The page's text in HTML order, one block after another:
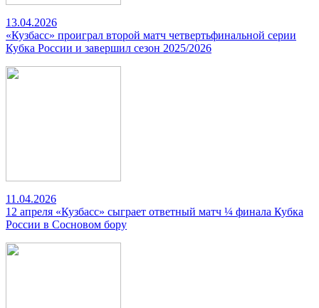
13.04.2026
«Кузбасс» проиграл второй матч четвертьфинальной серии
Кубка России и завершил сезон 2025/2026
11.04.2026
12 апреля «Кузбасс» сыграет ответный матч ¼ финала Кубка
России в Сосновом бору